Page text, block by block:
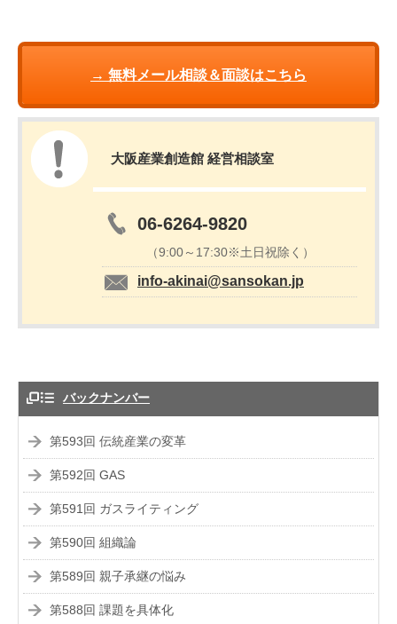
→ 無料メール相談＆面談はこちら
大阪産業創造館 経営相談室
06-6264-9820
（9:00～17:30※土日祝除く）
info-akinai@sansokan.jp
バックナンバー
第593回 伝統産業の変革
第592回 GAS
第591回 ガスライティング
第590回 組織論
第589回 親子承継の悩み
第588回 課題を具体化